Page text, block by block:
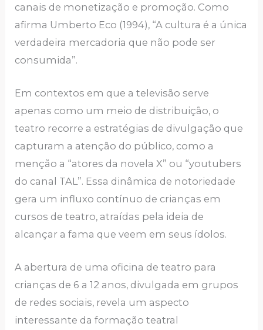
canais de monetização e promoção. Como
afirma Umberto Eco (1994), “A cultura é a única
verdadeira mercadoria que não pode ser
consumida”.
Em contextos em que a televisão serve
apenas como um meio de distribuição, o
teatro recorre a estratégias de divulgação que
capturam a atenção do público, como a
menção a “atores da novela X” ou “youtubers
do canal TAL”. Essa dinâmica de notoriedade
gera um influxo contínuo de crianças em
cursos de teatro, atraídas pela ideia de
alcançar a fama que veem em seus ídolos.
A abertura de uma oficina de teatro para
crianças de 6 a 12 anos, divulgada em grupos
de redes sociais, revela um aspecto
interessante da formação teatral